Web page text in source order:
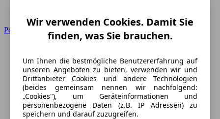
Peugeot
Wir verwenden Cookies. Damit Sie
finden, was Sie brauchen.
Um Ihnen die bestmögliche Benutzererfahrung auf
unseren Angeboten zu bieten, verwenden wir und
Drittanbieter Cookies und andere Technologien
(beides gemeinsam nennen wir nachfolgend:
„Cookies"), um Geräteinformationen und
personenbezogene Daten (z.B. IP Adressen) zu
speichern und darauf zuzugreifen.